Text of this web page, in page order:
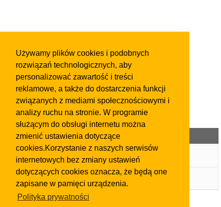
Używamy plików cookies i podobnych
rozwiązań technologicznych, aby
personalizować zawartość i treści
reklamowe, a także do dostarczenia funkcji
związanych z mediami społecznościowymi i
analizy ruchu na stronie. W programie
służącym do obsługi internetu można
zmienić ustawienia dotyczące
cookies.Korzystanie z naszych serwisów
internetowych bez zmiany ustawień
dotyczących cookies oznacza, że będą one
zapisane w pamięci urządzenia.
Polityka prywatności
Kategorie ogłoszeń
Główna
Pozostałe